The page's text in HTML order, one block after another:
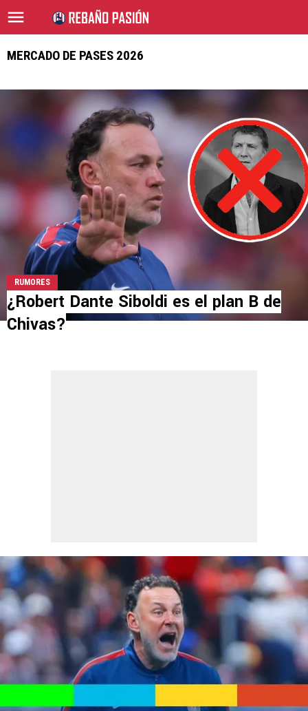
MERCADO DE PASES 2026
RUMORES
¿Robert Dante Siboldi es el plan B de
Chivas?